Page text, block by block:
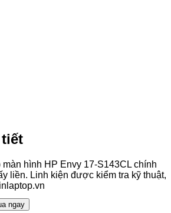
hình HP Envy 17-S143CL chính
liền. Linh kiện được kiểm tra kỹ thuật,
ngay